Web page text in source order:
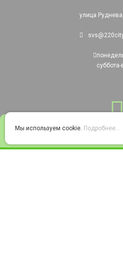
Войти
улица
Мы используем cookie. Подробнее...